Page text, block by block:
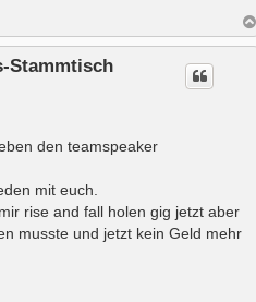
Stammtisch
den teamspeaker
mit euch.
rise and fall holen gig jetzt aber
musste und jetzt kein Geld mehr